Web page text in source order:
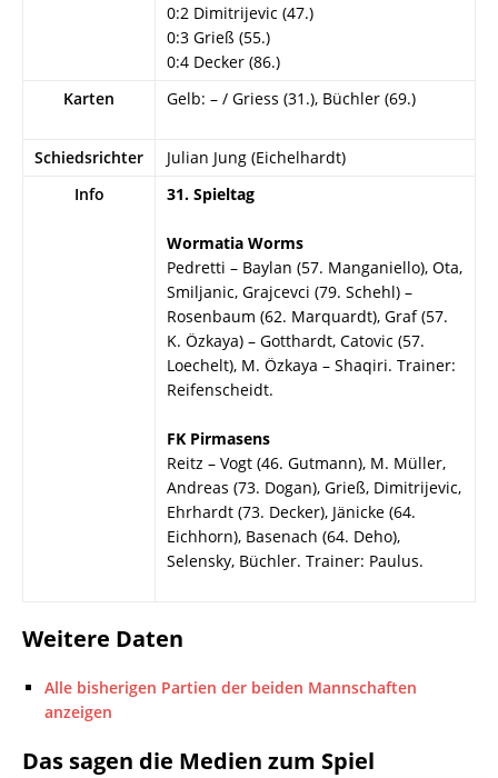
0:2 Dimitrijevic (47.)
0:3 Grieß (55.)
0:4 Decker (86.)
Karten
Gelb: – / Griess (31.), Büchler (69.)
Schiedsrichter
Julian Jung (Eichelhardt)
Info
31. Spieltag
Wormatia Worms
Pedretti – Baylan (57. Manganiello), Ota,
Smiljanic, Grajcevci (79. Schehl) –
Rosenbaum (62. Marquardt), Graf (57.
K. Özkaya) – Gotthardt, Catovic (57.
Loechelt), M. Özkaya – Shaqiri. Trainer:
Reifenscheidt.
FK Pirmasens
Reitz – Vogt (46. Gutmann), M. Müller,
Andreas (73. Dogan), Grieß, Dimitrijevic,
Ehrhardt (73. Decker), Jänicke (64.
Eichhorn), Basenach (64. Deho),
Selensky, Büchler. Trainer: Paulus.
Weitere Daten
Alle bisherigen Partien der beiden Mannschaften
anzeigen
Das sagen die Medien zum Spiel